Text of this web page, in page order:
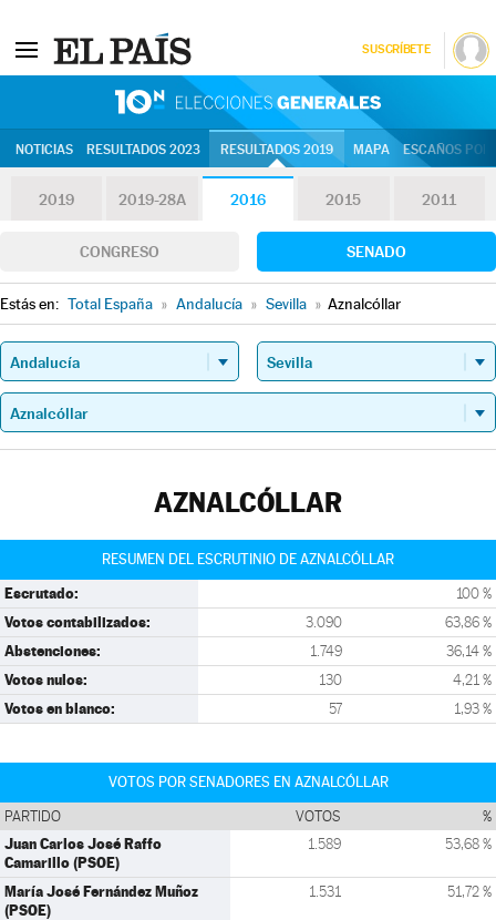
SUSCRÍBETE
NOTICIAS RESULTADOS 2023 RESULTADOS 2019 MAPA ESCAÑOS
2019 2019-28A 2016 2015 2011
CONGRESO SENADO
Estás en: Total España » Andalucía » Sevilla » Aznalcóllar
AZNALCÓLLAR
RESUMEN DEL ESCRUTINIO DE AZNALCÓLLAR
Escrutado: 100 %
Votos contabilizados: 3.090 63,86 %
Abstenciones: 1.749 36,14 %
Votos nulos: 130 4,21 %
Votos en blanco: 57 1,93 %
VOTOS POR SENADORES EN AZNALCÓLLAR
PARTIDO VOTOS %
Juan Carlos José Raffo
Camarillo (PSOE)
1.589 53,68 %
María José Fernández Muñoz
(PSOE)
1.531 51,72 %